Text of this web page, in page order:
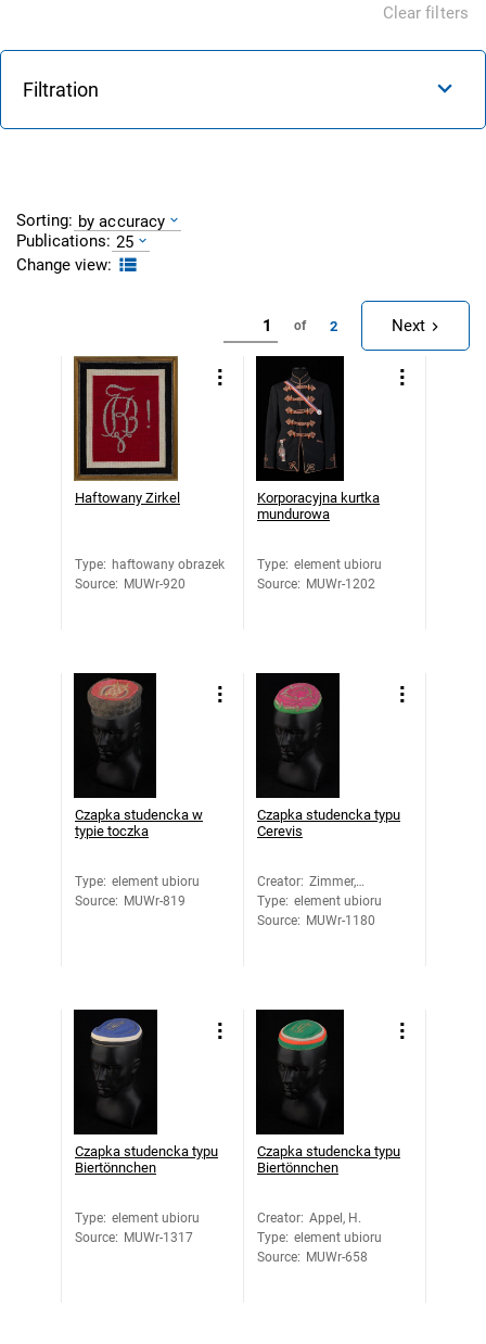
Clear filters
Filtration
Sorting: by accuracy
Publications: 25
Change view:
of 2 Next
Haftowany Zirkel
Type: haftowany obrazek
Source: MUWr-920
Korporacyjna kurtka
mundurowa
Type: element ubioru
Source: MUWr-1202
Czapka studencka w
typie toczka
Type: element ubioru
Source: MUWr-819
Czapka studencka typu
Cerevis
Creator: Zimmer,
Hermann
Type: element ubioru
Source: MUWr-1180
Czapka studencka typu
Biertönnchen
Type: element ubioru
Source: MUWr-1317
Czapka studencka typu
Biertönnchen
Creator: Appel, H.
Type: element ubioru
Source: MUWr-658